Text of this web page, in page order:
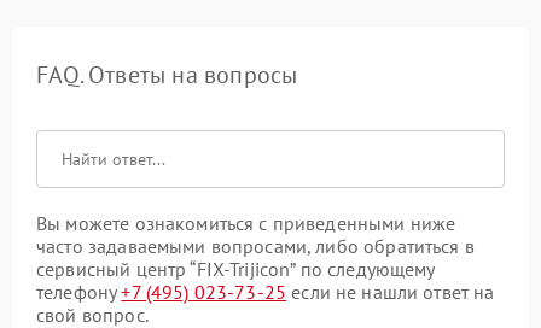
FAQ. Ответы на вопросы
Вы можете ознакомиться с приведенными ниже
часто задаваемыми вопросами, либо обратиться в
сервисный центр “FIX-Trijicon” по следующему
телефону+7 (495) 023-73-25 если не нашли ответ на
свой вопрос.